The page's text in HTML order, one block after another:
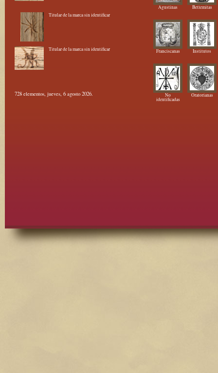
Titular de la marca sin identificar
Titular de la marca sin identificar
728 elementos, jueves, 6 agosto 2026.
Agustinas Betlemitas
Franciscanas Institutos
No
identificadas
Oratorianas